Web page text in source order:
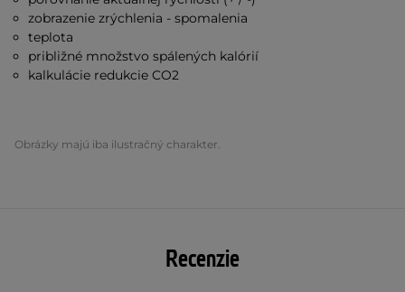
zobrazenie zrýchlenia - spomalenia
teplota
približné množstvo spálených kalórií
kalkulácie redukcie CO2
Obrázky majú iba ilustračný charakter.
Recenzie